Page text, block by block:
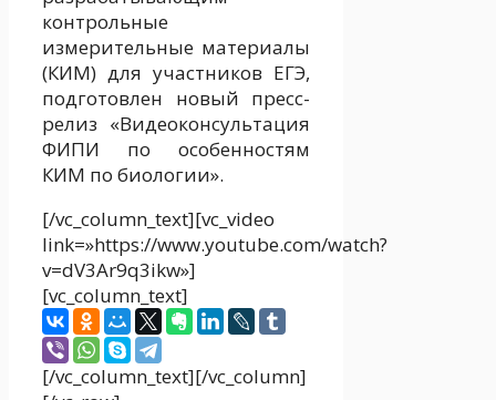
контрольные
измерительные материалы
(КИМ) для участников ЕГЭ,
подготовлен новый пресс-
релиз «Видеоконсультация
ФИПИ по особенностям
КИМ по биологии».
[/vc_column_text][vc_video
link=»https://www.youtube.com/watch?
v=dV3Ar9q3ikw»]
[vc_column_text]
[/vc_column_text][/vc_column]